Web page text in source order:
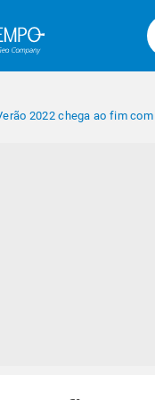
2022 chega ao fim